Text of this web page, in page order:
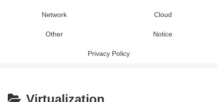
Network Cloud
Other Notice
Privacy Policy